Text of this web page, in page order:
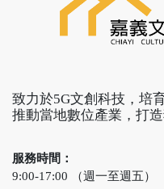
致力於5G文創科技，培
推動當地數位產業，打
服務時間：
9:00-17:00 （週一至週五）